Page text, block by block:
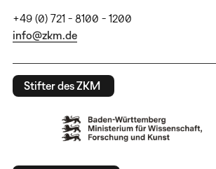
+49 (0) 721 - 8100 - 1200
info@zkm.de
Stifter des ZKM